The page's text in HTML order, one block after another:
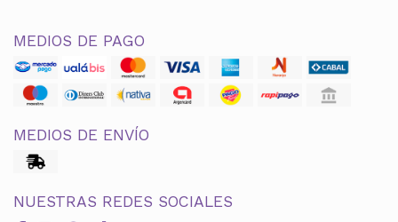
MEDIOS DE PAGO
MEDIOS DE ENVÍO
NUESTRAS REDES SOCIALES